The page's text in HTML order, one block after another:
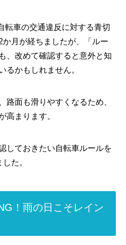
転車の交通違反に対する青切
月が経ちましたが、「ルー
、改めて確認すると意外と知
るかもしれません。
路面も滑りやすくなるため、
高まります。
しておきたい自転車ルールを
た。
！雨の日こそレイン